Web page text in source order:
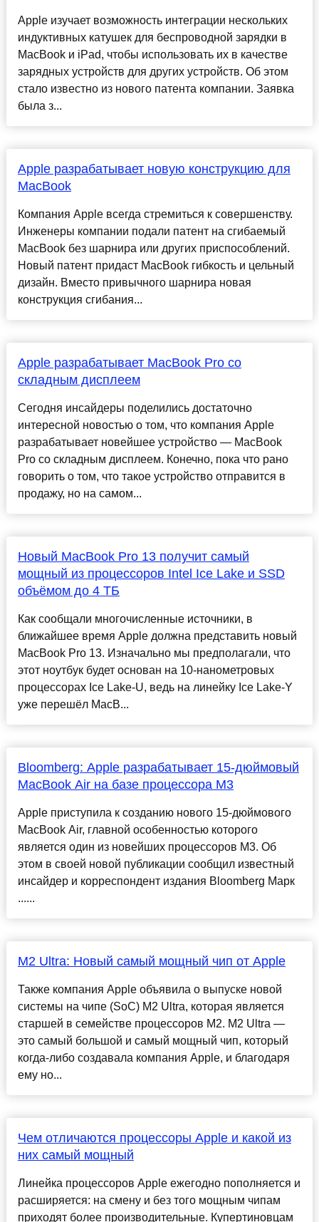
Apple изучает возможность интеграции нескольких
индуктивных катушек для беспроводной зарядки в
MacBook и iPad, чтобы использовать их в качестве
зарядных устройств для других устройств. Об этом
стало известно из нового патента компании. Заявка
была з...
Apple разрабатывает новую конструкцию для
MacBook
Компания Apple всегда стремиться к совершенству.
Инженеры компании подали патент на сгибаемый
MacBook без шарнира или других приспособлений.
Новый патент придаст MacBook гибкость и цельный
дизайн. Вместо привычного шарнира новая
конструкция сгибания...
Apple разрабатывает MacBook Pro со
складным дисплеем
Сегодня инсайдеры поделились достаточно
интересной новостью о том, что компания Apple
разрабатывает новейшее устройство — MacBook
Pro со складным дисплеем. Конечно, пока что рано
говорить о том, что такое устройство отправится в
продажу, но на самом...
Новый MacBook Pro 13 получит самый
мощный из процессоров Intel Ice Lake и SSD
объёмом до 4 ТБ
Как сообщали многочисленные источники, в
ближайшее время Apple должна представить новый
MacBook Pro 13. Изначально мы предполагали, что
этот ноутбук будет основан на 10-нанометровых
процессорах Ice Lake-U, ведь на линейку Ice Lake-Y
уже перешёл MacB...
Bloomberg: Apple разрабатывает 15-дюймовый
MacBook Air на базе процессора М3
Apple приступила к созданию нового 15-дюймового
MacBook Air, главной особенностью которого
является один из новейших процессоров М3. Об
этом в своей новой публикации сообщил известный
инсайдер и корреспондент издания Bloomberg Марк
......
M2 Ultra: Новый самый мощный чип от Apple
Также компания Apple объявила о выпуске новой
системы на чипе (SoC) M2 Ultra, которая является
старшей в семействе процессоров M2. M2 Ultra —
это самый большой и самый мощный чип, который
когда-либо создавала компания Apple, и благодаря
ему но...
Чем отличаются процессоры Apple и какой из
них самый мощный
Линейка процессоров Apple ежегодно пополняется и
расширяется: на смену и без того мощным чипам
приходят более производительные. Купертиновцам